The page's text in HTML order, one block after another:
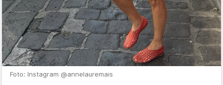
Foto: Instagram @annelauremais